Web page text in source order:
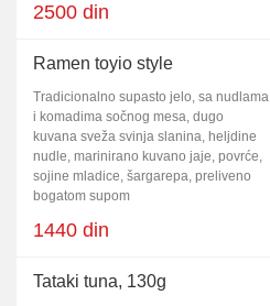
2500 din
Ramen toyio style
Tradicionalno supasto jelo, sa nudlama
i komadima sočnog mesa, dugo
kuvana sveža svinja slanina, heljdine
nudle, marinirano kuvano jaje, povrće,
sojine mladice, šargarepa, preliveno
bogatom supom
1440 din
Tataki tuna, 130g